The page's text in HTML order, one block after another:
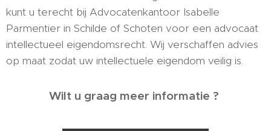
kunt u terecht bij Advocatenkantoor Isabelle
Parmentier in Schilde of Schoten voor een advocaat
intellectueel eigendomsrecht. Wij verschaffen advies
op maat zodat uw intellectuele eigendom veilig is.
Wilt u graag meer informatie ?